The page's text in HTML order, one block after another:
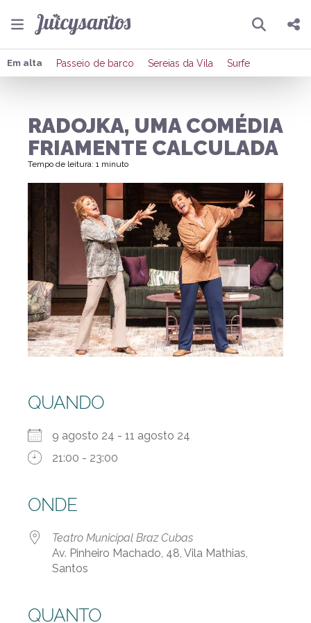
Pesquisar
Compartilhar
Enviar por Whatsapp
Publicar no X
Em alta Passeio de barco Sereias da Vila Surfe
RADOJKA, UMA COMÉDIA
FRIAMENTE CALCULADA
Tempo de leitura: 1 minuto
QUANDO
9 agosto 24 - 11 agosto 24
21:00 - 23:00
ONDE
Teatro Municipal Braz Cubas
Av. Pinheiro Machado, 48, Vila Mathias,
Santos
QUANTO